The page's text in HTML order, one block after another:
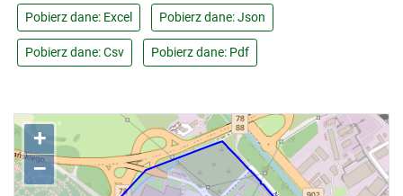
Pobierz dane: Excel Pobierz dane: Json
Pobierz dane: Csv Pobierz dane: Pdf
+
–